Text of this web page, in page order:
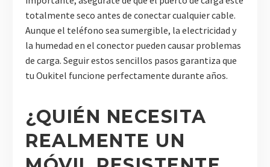
totalmente seco antes de conectar cualquier cable.
Aunque el teléfono sea sumergible, la electricidad y
la humedad en el conector pueden causar problemas
de carga. Seguir estos sencillos pasos garantiza que
tu Oukitel funcione perfectamente durante años.
¿QUIÉN NECESITA
REALMENTE UN